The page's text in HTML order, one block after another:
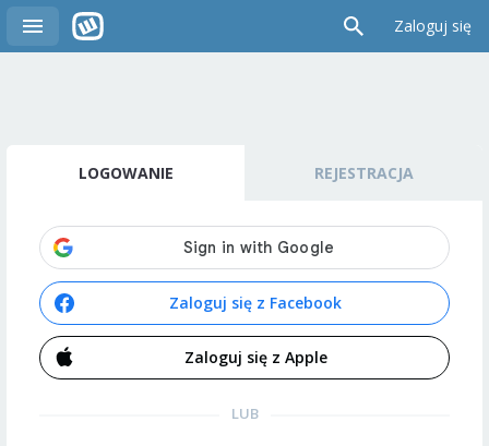
Zaloguj się
LOGOWANIE REJESTRACJA
Zaloguj się z Facebook
Zaloguj się z Apple
LUB